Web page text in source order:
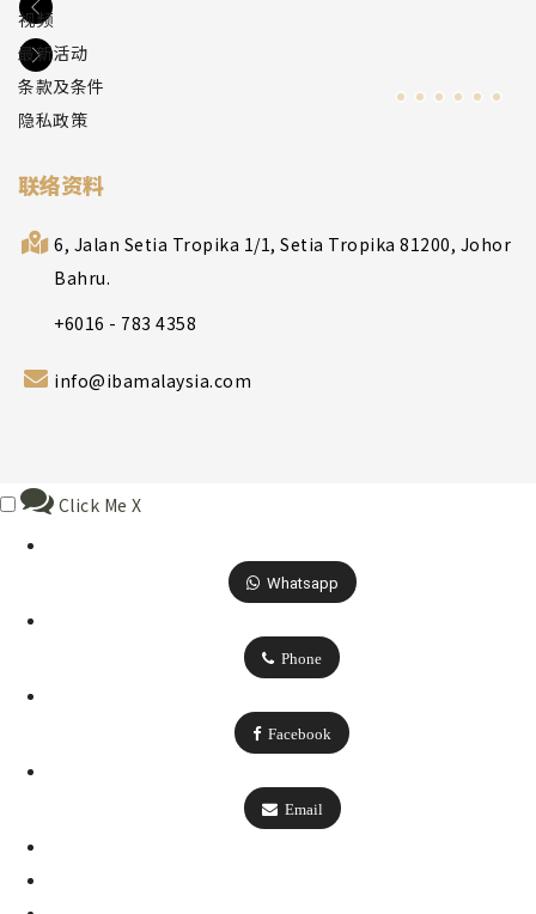
视频
最新活动
条款及条件
隐私政策
联络资料
6, Jalan Setia Tropika 1/1, Setia Tropika 81200, Johor
Bahru.
+6016 - 783 4358
info@ibamalaysia.com
Click Me X
Whatsapp
Phone
Facebook
Email